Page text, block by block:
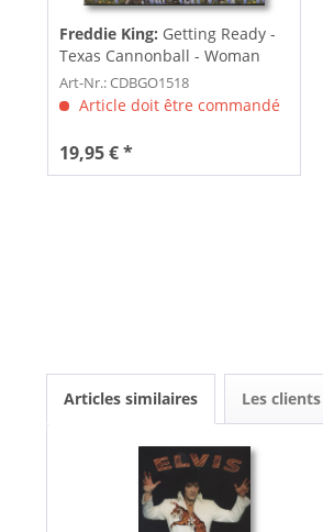
Freddie King: Getting Ready -
Texas Cannonball - Woman
Across...
Art-Nr.: CDBGO1518
Article doit être commandé
19,95 € *
Articles similaires Les